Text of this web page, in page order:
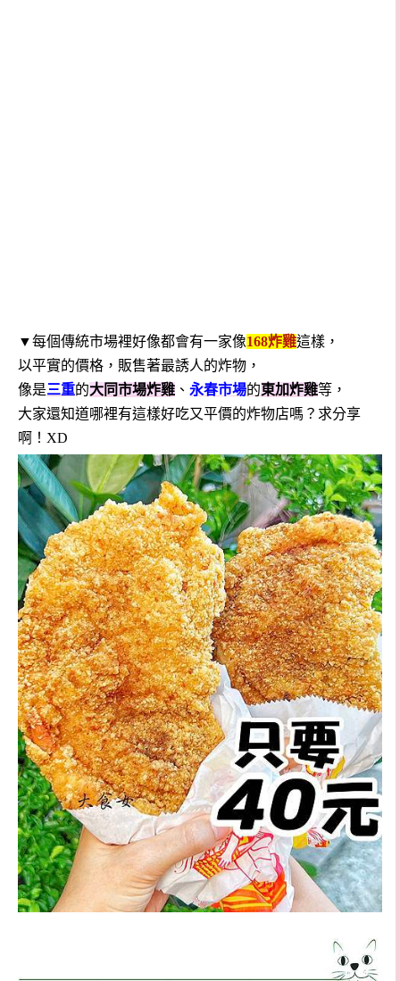
▼每個傳統市場裡好像都會有一家像168炸雞這樣，
以平實的價格，販售著最誘人的炸物，
像是三重的大同市場炸雞 、 永春市場的東加炸雞等，
大家還知道哪裡有這樣好吃又平價的炸物店嗎？求分享
啊！XD